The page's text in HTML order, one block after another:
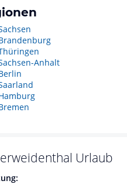
Anhalt
Urlaub